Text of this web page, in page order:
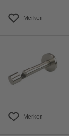
Merken
Merken